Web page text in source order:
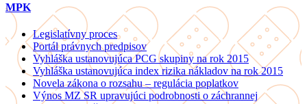
MPK
Legislatívny proces
Portál právnych predpisov
Vyhláška ustanovujúca PCG skupiny na rok 2015
Vyhláška ustanovujúca index rizika nákladov na rok 2015
Novela zákona o rozsahu – regulácia poplatkov
Výnos MZ SR upravujúci podrobnosti o záchrannej